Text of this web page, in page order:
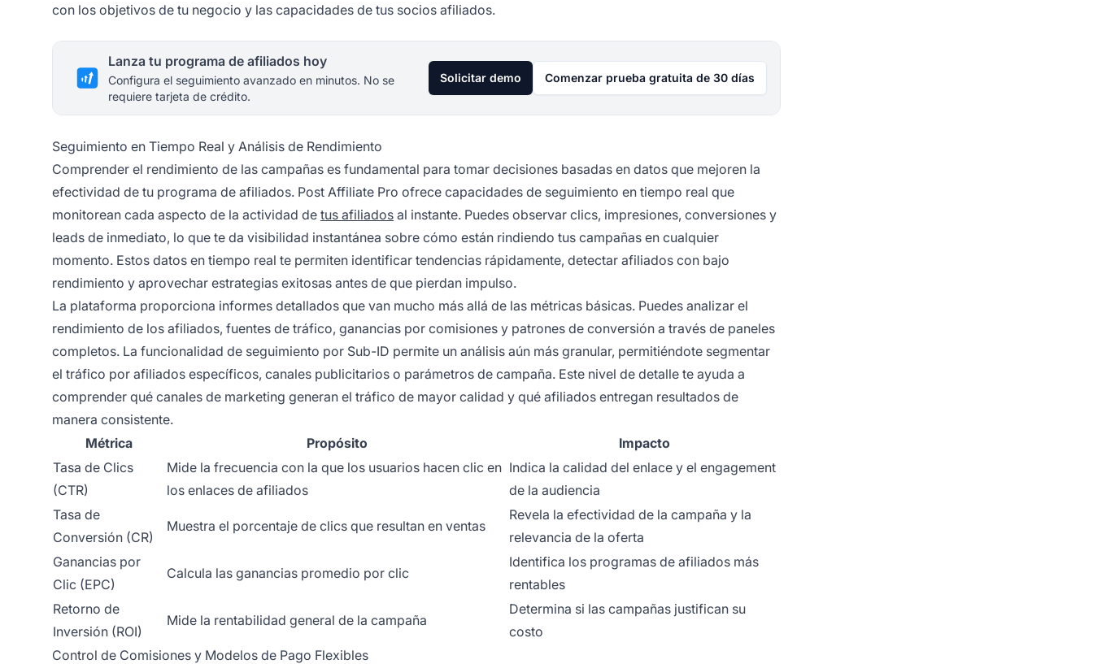
con los objetivos de tu negocio y las capacidades de tus socios afiliados.
Lanza tu programa de afiliados hoy
Configura el seguimiento avanzado en minutos. No se
requiere tarjeta de crédito.
Solicitar demo Comenzar prueba gratuita de 30 días
Seguimiento en Tiempo Real y Análisis de Rendimiento
Comprender el rendimiento de las campañas es fundamental para tomar decisiones basadas en datos que mejoren la
efectividad de tu programa de afiliados. Post Affiliate Pro ofrece capacidades de seguimiento en tiempo real que
monitorean cada aspecto de la actividad de tus afiliados al instante. Puedes observar clics, impresiones, conversiones y
leads de inmediato, lo que te da visibilidad instantánea sobre cómo están rindiendo tus campañas en cualquier
momento. Estos datos en tiempo real te permiten identificar tendencias rápidamente, detectar afiliados con bajo
rendimiento y aprovechar estrategias exitosas antes de que pierdan impulso.
La plataforma proporciona informes detallados que van mucho más allá de las métricas básicas. Puedes analizar el
rendimiento de los afiliados, fuentes de tráfico, ganancias por comisiones y patrones de conversión a través de paneles
completos. La funcionalidad de seguimiento por Sub-ID permite un análisis aún más granular, permitiéndote segmentar
el tráfico por afiliados específicos, canales publicitarios o parámetros de campaña. Este nivel de detalle te ayuda a
comprender qué canales de marketing generan el tráfico de mayor calidad y qué afiliados entregan resultados de
manera consistente.
Métrica
Propósito
Impacto
Tasa de Clics
(CTR)
Mide la frecuencia con la que los usuarios hacen clic en
los enlaces de afiliados
Indica la calidad del enlace y el engagement
de la audiencia
Tasa de
Conversión (CR)
Muestra el porcentaje de clics que resultan en ventas
Revela la efectividad de la campaña y la
relevancia de la oferta
Ganancias por
Clic (EPC)
Calcula las ganancias promedio por clic
Identifica los programas de afiliados más
rentables
Retorno de
Inversión (ROI)
Mide la rentabilidad general de la campaña
Determina si las campañas justifican su
costo
Control de Comisiones y Modelos de Pago Flexibles